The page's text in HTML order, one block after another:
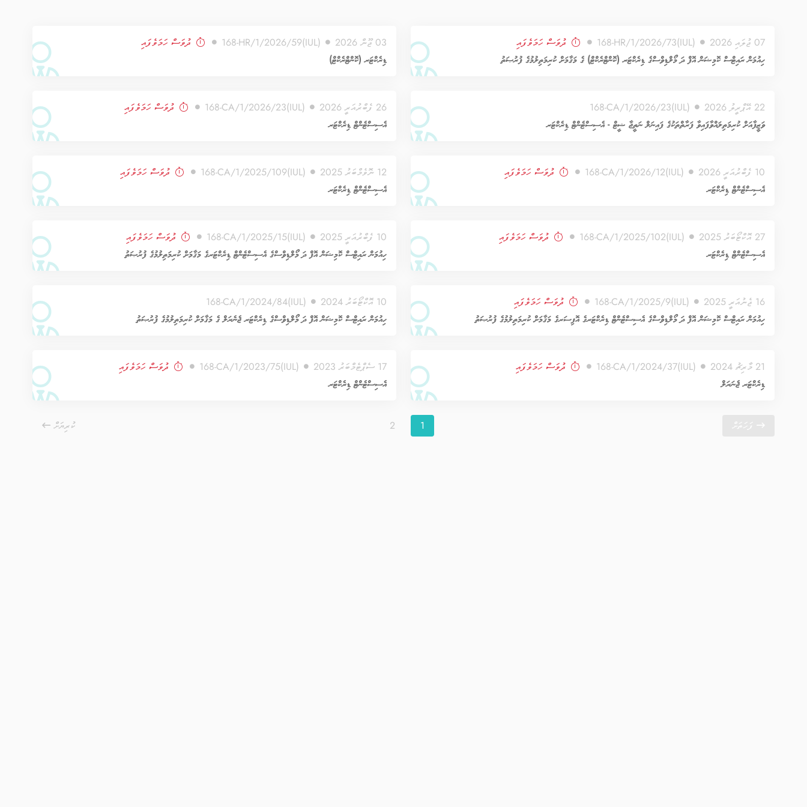
07 ޖުލައި 2026 (IUL)168-HR/1/2026/73
ދުވަސް ހަމަވެފައި
ހިއުމަން ރައިޓްސް ކޮމިޝަން އޮފް ދަ މޯލްޑިވްސްގެ ޑިރެކްޓަރ (ކޮންޓްރެކްޓް) ގެ މަޤާމަށް ކުރިމަތިލުމުގެ ފުރުޞަތު
03 ޖޫން 2026 (IUL)168-HR/1/2026/59
ދުވަސް ހަމަވެފައި
ޑިރެކްޓަރ (ކޮންޓްރެކްޓް)
22 އޭޕްރީލު 2026
(IUL)168-CA/1/2026/23
ވަޒީފާއަށް ކުރިމަތިލައްވާފައިވާ ފަރާތްތަކުގެ ފައިނަލް ނަތީޖާ ޝީޓް - އެސިސްޓެންޓް ޑިރެކްޓަރ
26 ފެބްރުއަރީ 2026 (IUL)168-CA/1/2026/23
ދުވަސް ހަމަވެފައި
އެސިސްޓެންޓް ޑިރެކްޓަރ
10 ފެބްރުއަރީ 2026 (IUL)168-CA/1/2026/12
ދުވަސް ހަމަވެފައި
އެސިސްޓެންޓް ޑިރެކްޓަރ
12 ނޮވެމްބަރު 2025 (IUL)168-CA/1/2025/109
ދުވަސް ހަމަވެފައި
އެސިސްޓެންޓް ޑިރެކްޓަރ
27 އޮކްޓޯބަރު 2025 (IUL)168-CA/1/2025/102
ދުވަސް ހަމަވެފައި
އެސިސްޓެންޓް ޑިރެކްޓަރ
10 ފެބްރުއަރީ 2025 (IUL)168-CA/1/2025/15
ދުވަސް ހަމަވެފައި
ހިއުމަން ރައިޓްސް ކޮމިޝަން އޮފް ދަ މޯލްޑިވްސްގެ އެސިސްޓެންޓް ޑިރެކްޓަރގެ މަޤާމަށް ކުރިމަތިލުމުގެ ފުރުޞަތު
16 ޖެނުއަރީ 2025 (IUL)168-CA/1/2025/9
ދުވަސް ހަމަވެފައި
ހިއުމަން ރައިޓްސް ކޮމިޝަން އޮފް ދަ މޯލްޑިވްސްގެ އެސިސްޓެންޓް ޑިރެކްޓަރގެ އޮފިސަރގެ މަޤާމަށް ކުރިމަތިލުމުގެ ފުރުޞަތު
10 އޮކްޓޯބަރު 2024
(IUL)168-CA/1/2024/84
ހިއުމަން ރައިޓްސް ކޮމިޝަން އޮފް ދަ މޯލްޑިވްސްގެ ޑިރެކްޓަރ ޖެނެރަލް ގެ މަޤާމަށް ކުރިމަތިލުމުގެ ފުރުޞަތު
21 މާރިޗު 2024 (IUL)168-CA/1/2024/37
ދުވަސް ހަމަވެފައި
ޑިރެކްޓަރ ޖެނަރަލް
17 ސެޕްޓެމްބަރު 2023 (IUL)168-CA/1/2023/75
ދުވަސް ހަމަވެފައި
އެސިސްޓެންޓް ޑިރެކްޓަރ
ފަހަތަށް 1
2 ކުރިޔަށް